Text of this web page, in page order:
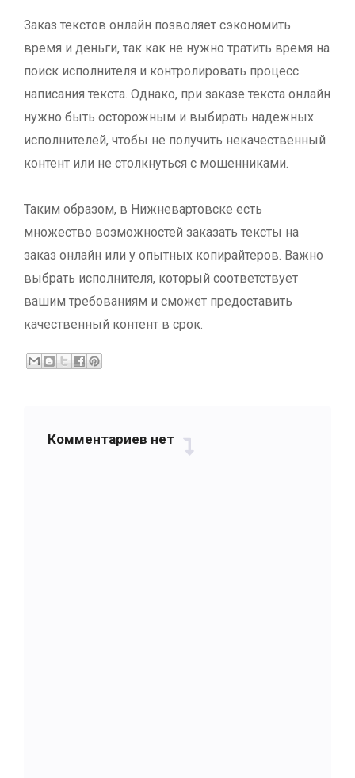
Заказ текстов онлайн позволяет сэкономить
время и деньги, так как не нужно тратить время на
поиск исполнителя и контролировать процесс
написания текста. Однако, при заказе текста онлайн
нужно быть осторожным и выбирать надежных
исполнителей, чтобы не получить некачественный
контент или не столкнуться с мошенниками.
Таким образом, в Нижневартовске есть
множество возможностей заказать тексты на
заказ онлайн или у опытных копирайтеров. Важно
выбрать исполнителя, который соответствует
вашим требованиям и сможет предоставить
качественный контент в срок.
Комментариев нет